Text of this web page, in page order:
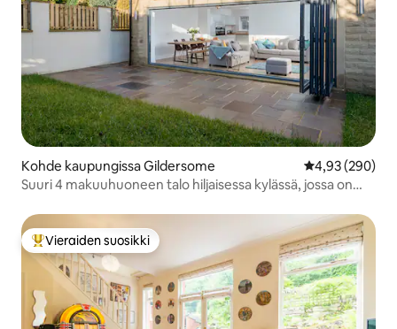
Kohde kaupungissa Gildersome
4,93 (290)
Suuri 4 makuuhuoneen talo hiljaisessa kylässä, jossa on
Vieraiden suosikkien parhaimmistoa
Vieraiden suosikki